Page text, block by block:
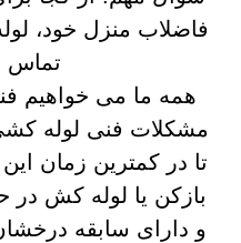
فاضلاب منزل خود،
تماس
همه ما می خواهیم
مشکلات فنی لوله
تا در کمترین زمان
بازکن یا لوله کش در
و دارای سابقه